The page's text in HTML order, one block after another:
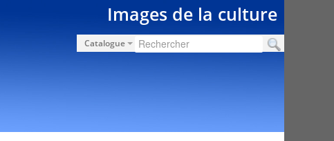
Images de la culture
Catalogue